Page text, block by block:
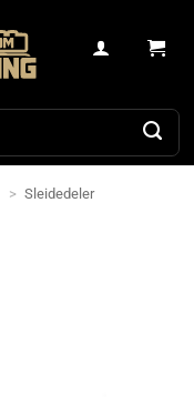
> Sleidedeler